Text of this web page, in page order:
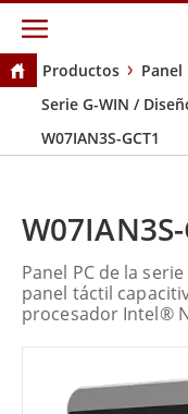
Productos
Serie G-WIN /
W07IAN3S-GCT1
W07IAN3S-
Panel PC de la
panel táctil
procesador Intel®